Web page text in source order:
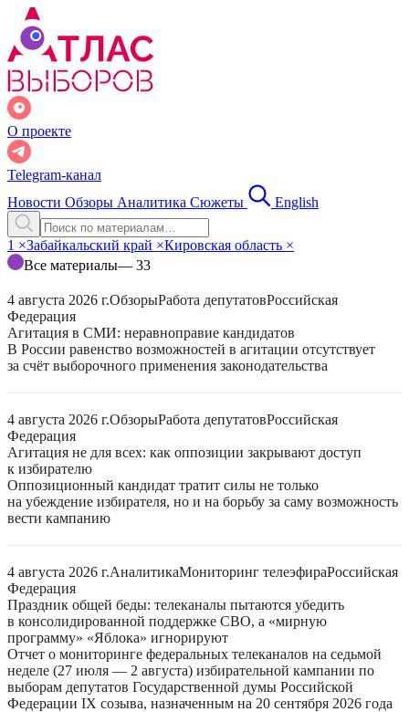
О проекте
Telegram-канал
Новости Обзоры Аналитика Сюжеты English
1 ×Забайкальский край ×Кировская область ×
Все материалы— 33
4 августа 2026 г.ОбзорыРабота депутатовРоссийская
Федерация
Агитация в СМИ: неравноправие кандидатов
В России равенство возможностей в агитации отсутствует
за счёт выборочного применения законодательства
4 августа 2026 г.ОбзорыРабота депутатовРоссийская
Федерация
Агитация не для всех: как оппозиции закрывают доступ
к избирателю
Оппозиционный кандидат тратит силы не только
на убеждение избирателя, но и на борьбу за саму возможность
вести кампанию
4 августа 2026 г.АналитикаМониторинг телеэфираРоссийская
Федерация
Праздник общей беды: телеканалы пытаются убедить
в консолидированной поддержке СВО, а «мирную
программу» «Яблока» игнорируют
Отчет о мониторинге федеральных телеканалов на седьмой
неделе (27 июля — 2 августа) избирательной кампании по
выборам депутатов Государственной думы Российской
Федерации IX созыва, назначенным на 20 сентября 2026 года